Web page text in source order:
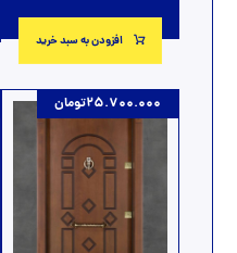
افزودن به سبد خرید
25.700.000تومان